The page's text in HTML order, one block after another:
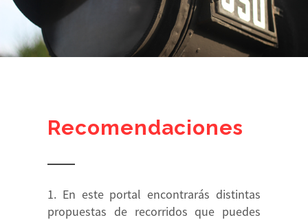
Recomendaciones
En este portal encontrarás distintas
propuestas de recorridos que puedes